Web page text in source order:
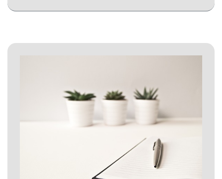
elektronikus úton továbbítania kell az Adóhatóság